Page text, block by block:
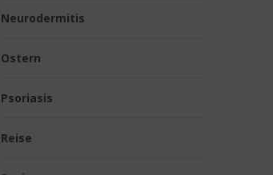
Neurodermitis
Ostern
Psoriasis
Reise